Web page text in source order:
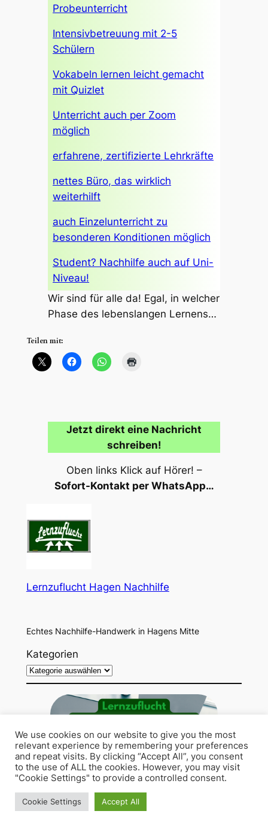
Probeunterricht
Intensivbetreuung mit 2-5
Schülern
Vokabeln lernen leicht gemacht
mit Quizlet
Unterricht auch per Zoom
möglich
erfahrene, zertifizierte Lehrkräfte
nettes Büro, das wirklich
weiterhilft
auch Einzelunterricht zu
besonderen Konditionen möglich
Student? Nachhilfe auch auf Uni-
Niveau!
Wir sind für alle da! Egal, in welcher
Phase des lebenslangen Lernens…
Teilen mit:
Jetzt direkt eine Nachricht
schreiben!
Oben links Klick auf Hörer! –
Sofort-Kontakt per WhatsApp…
Lernzuflucht Hagen Nachhilfe
Echtes Nachhilfe-Handwerk in Hagens Mitte
Kategorien
We use cookies on our website to give you the most
relevant experience by remembering your preferences
and repeat visits. By clicking “Accept All”, you consent
to the use of ALL the cookies. However, you may visit
"Cookie Settings" to provide a controlled consent.
Cookie Settings Accept All